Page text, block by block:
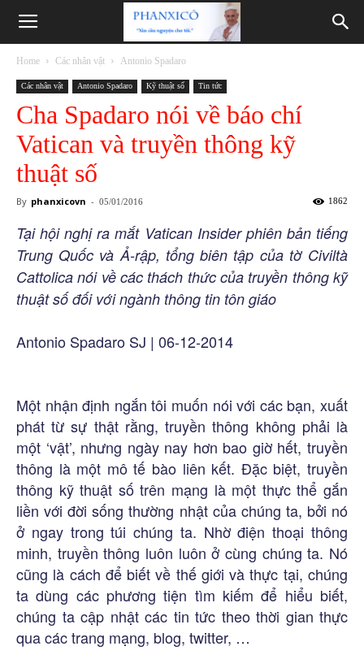
Phanxicô
Home Các nhân vật Antonio Spadaro
Các nhân vật Antonio Spadaro Kỹ thuật số Tin tức
Cha Spadaro nói về báo chí
Vatican và truyền thông kỹ
thuật số
By phanxicovn - 05/01/2016 1862
Tại hội nghị ra mắt Vatican Insider phiên bản tiếng
Trung Quốc và Ả-rập, tổng biên tập của tờ Civiltà
Cattolica nói về các thách thức của truyền thông kỹ
thuật số đối với ngành thông tin tôn giáo
Antonio Spadaro SJ | 06-12-2014
Một nhận định ngắn tôi muốn nói với các bạn, xuất
phát từ sự thật rằng, truyền thông không phải là
một ‘vật’, nhưng ngày nay hơn bao giờ hết, truyền
thông là một mô tế bào liên kết. Đặc biệt, truyền
thông kỹ thuật số trên mạng là một thực thể gắn
liền với đời sống thường nhật của chúng ta, bởi nó
ở ngay trong túi chúng ta. Nhờ điện thoại thông
minh, truyền thông luôn luôn ở cùng chúng ta. Nó
cũng là cách để biết về thế giới và thực tại, chúng
ta dùng các phương tiện tìm kiếm để hiểu biết,
chúng ta cập nhật các tin tức theo thời gian thực
qua các trang mạng, blog, twitter, …